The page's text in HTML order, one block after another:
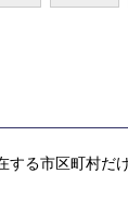
る市区町村だ